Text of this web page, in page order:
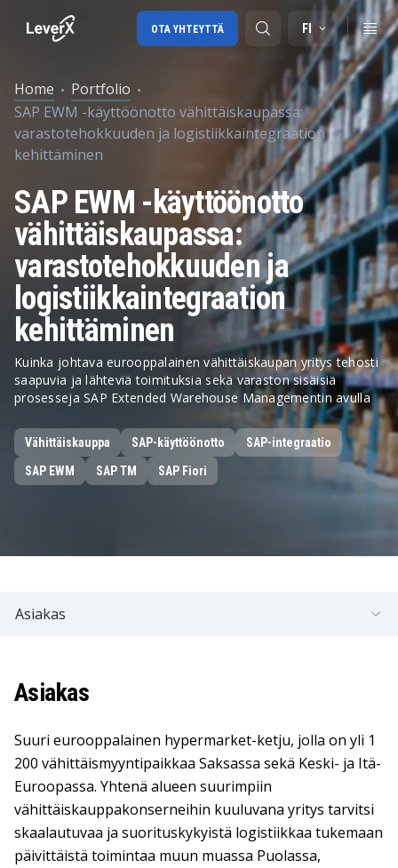
SAP-tuki
SAP-konsultointi
SAP Ariba
SAP EWM
FI
OTA YHTEYTTÄ
Home
Portfolio
SAP EWM -käyttöönotto vähittäiskaupassa:
varastotehokkuuden ja logistiikkaintegraation
kehittäminen
SAP EWM -käyttöönotto
vähittäiskaupassa:
varastotehokkuuden ja
logistiikkaintegraation
kehittäminen
Kuinka johtava eurooppalainen vähittäiskaupan yritys tehosti
saapuvia ja lähteviä toimituksia sekä varaston sisäisiä
prosesseja SAP Extended Warehouse Managementin avulla
Vähittäiskauppa SAP-käyttöönotto
SAP-integraatio
SAP EWM
SAP TM SAP Fiori
Asiakas
Asiakas
Suuri eurooppalainen hypermarket-ketju, jolla on yli 1
200 vähittäismyyntipaikkaa Saksassa sekä Keski- ja Itä-
Euroopassa. Yhtenä alueen suurimpiin
vähittäiskauppakonserneihin kuuluvana yritys tarvitsi
skaalautuvaa ja suorituskykyistä logistiikkaa tukemaan
päivittäistä toimintaa muun muassa Puolassa,